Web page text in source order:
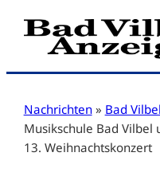
Zum
Inhalt
Nachrichten » Bad Vilbel
Musikschule Bad
13. Weihnachtskonzert